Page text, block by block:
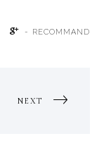
- RECOMMAND
NEXT